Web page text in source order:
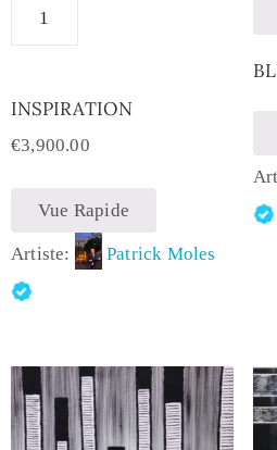
INSPIRATION
€3,900.00
Vue Rapide
Artiste: Patrick Moles